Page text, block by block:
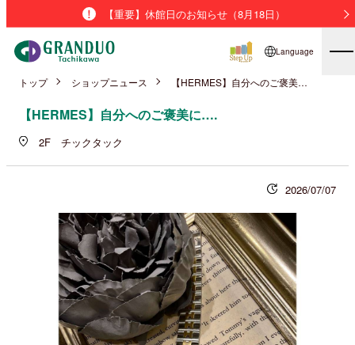
【重要】休館日のお知らせ（8月18日）
Language
トップ ショップニュース 【HERMES】自分へのご褒美に….
【HERMES】自分へのご褒美に….
2F チックタック
2026/07/07